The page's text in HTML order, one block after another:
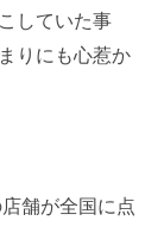
していた事
りにも心惹か
舗が全国に点